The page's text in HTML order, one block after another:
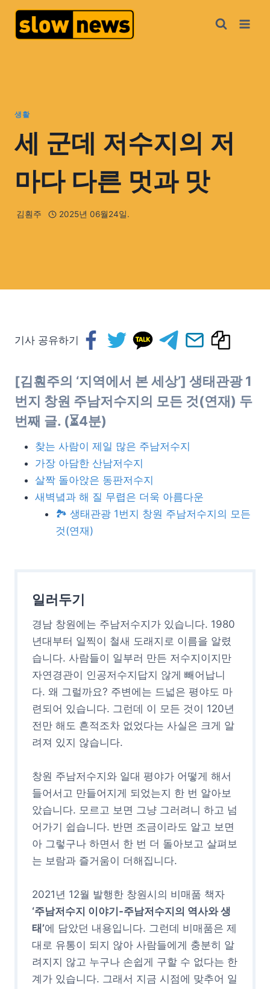
생활
세 군데 저수지의 저
마다 다른 멋과 맛
김훤주 2025년 06월24일.
기사 공유하기
[김훤주의 ‘지역에서 본 세상’] 생태관광 1
번지 창원 주남저수지의 모든 것(연재) 두
번째 글. (⏳4분)
찾는 사람이 제일 많은 주남저수지
가장 아담한 산남저수지
살짝 돌아앉은 동판저수지
새벽녘과 해 질 무렵은 더욱 아름다운
🏞️ 생태관광 1번지 창원 주남저수지의 모든
것(연재)
일러두기
경남 창원에는 주남저수지가 있습니다. 1980
년대부터 일찍이 철새 도래지로 이름을 알렸
습니다. 사람들이 일부러 만든 저수지이지만
자연경관이 인공저수지답지 않게 빼어납니
다. 왜 그럴까요? 주변에는 드넓은 평야도 마
련되어 있습니다. 그런데 이 모든 것이 120년
전만 해도 흔적조차 없었다는 사실은 크게 알
려져 있지 않습니다.
창원 주남저수지와 일대 평야가 어떻게 해서
들어서고 만들어지게 되었는지 한 번 알아보
았습니다. 모르고 보면 그냥 그러려니 하고 넘
어가기 쉽습니다. 반면 조금이라도 알고 보면
아 그렇구나 하면서 한 번 더 돌아보고 살펴보
는 보람과 즐거움이 더해집니다.
2021년 12월 발행한 창원시의 비매품 책자
‘주남저수지 이야기-주남저수지의 역사와 생
태’에 담았던 내용입니다. 그런데 비매품은 제
대로 유통이 되지 않아 사람들에게 충분히 알
려지지 않고 누구나 손쉽게 구할 수 없다는 한
계가 있습니다. 그래서 지금 시점에 맞추어 일